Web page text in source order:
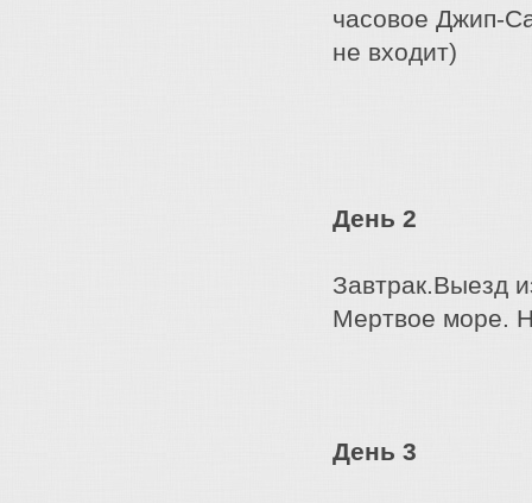
часовое Джип-
не входит)
День 2
Завтрак.Выезд
Мертвое море.
День 3